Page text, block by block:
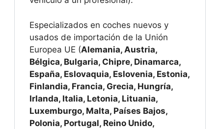
Especializados en coches nuevos y
usados de importación de la Unión
Europea UE (Alemania, Austria,
Bélgica, Bulgaria, Chipre, Dinamarca,
España, Eslovaquia, Eslovenia, Estonia,
Finlandia, Francia, Grecia, Hungría,
Irlanda, Italia, Letonia, Lituania,
Luxemburgo, Malta, Países Bajos,
Polonia, Portugal, Reino Unido,